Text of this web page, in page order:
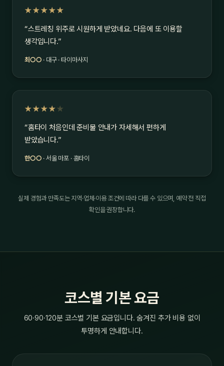
★★★★★
“스트레칭 위주로 시원하게 받았네요. 다음에 또 이용할
생각입니다.”
최○○ · 대구 · 타이마사지
★★★★ ★
“홈타이 처음인데 준비물 안내가 자세해서 편하게
받았습니다.”
한○○ · 서울 마포 · 홈타이
실제 경험과 만족도는 지역·업체·이용 조건에 따라 다를 수 있으며, 예약 전 직접
확인을 권장합니다.
코스별 기본 요금
60·90·120분 코스별 기본 요금입니다. 숨겨진 추가 비용 없이
투명하게 안내합니다.